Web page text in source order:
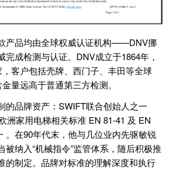
品均由全球权威认证机构——DNV挪
完成检测与认证。DNV成立于1864年，
客户包括壳牌、西门子、丰田等全球
量远高于普通第三方检测。
品牌资产：SWIFT联合创始人之一
洲家用电梯相关标准 EN 81-41 及 EN
。在90年代末，他与几位业内先驱敏锐
被纳入“机械指令”监管体系，随后积极推
的制定。品牌对标准的理解深度和执行